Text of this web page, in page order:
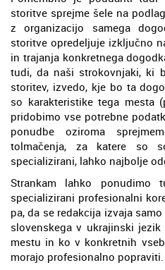
storitve sprejme šele na
z organizacijo samega
storitve opredeljuje izključno
in trajanja konkretnega
tudi, da naši strokovnjaki, ki
storitev, izvedo, kje bo ta
so karakteristike tega mesta
pridobimo vse potrebne
ponudbe oziroma
tolmačenja, za katere so
specializirani, lahko najbolje
Strankam lahko ponudimo
specializirani profesionalni
pa, da se redakcija izvaja
slovenskega v ukrajinski
mestu in ko v konkretnih
morajo profesionalno popraviti.